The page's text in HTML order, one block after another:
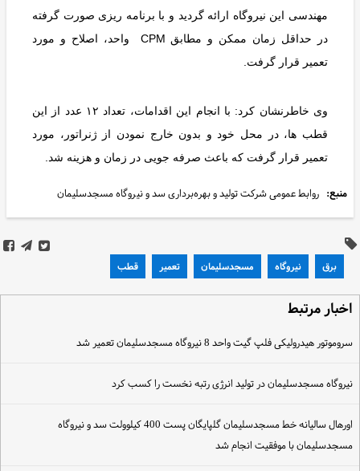
مهندسی این نیروگاه ارائه گردید و با برنامه ریزی صورت گرفته
در حداقل زمان ممکن و مطابق CPM واحد، اصلاح و مورد
تعمیر قرار گرفت.
وی خاطرنشان کرد: با انجام این اقدامات، تعداد ۱۲ عدد از این
قطب ها، در محل خود و بدون خارج نمودن از ژنراتور، مورد
تعمیر قرار گرفت که باعث صرفه جویی در زمان و هزینه شد.
منبع: روابط عمومی شرکت تولید و بهره‌برداری سد و نیروگاه مسجدسلیمان
برق نیروگاه مسجدسلیمان تعمیر قطب
اخبار مرتبط
سروموتور هیدرولیکی فلپ گیت واحد 8 نیروگاه مسجدسلیمان تعمیر شد
نیروگاه مسجدسلیمان در تولید انرژی رتبه نخست را کسب کرد
اورهال سالیانه خط مسجدسلیمان گلپایگان پست 400 کیلوولت سد و نیروگاه
مسجدسلیمان با موفقیت انجام شد